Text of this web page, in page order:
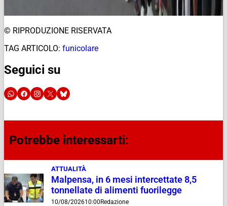
© RIPRODUZIONE RISERVATA
TAG ARTICOLO: funicolare
Seguici su
Potrebbe interessarti:
ATTUALITÀ
Malpensa, in 6 mesi intercettate 8,5
tonnellate di alimenti fuorilegge
10/08/202610:00 Redazione